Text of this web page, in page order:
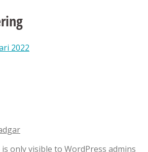
2022
only visible to WordPress admins